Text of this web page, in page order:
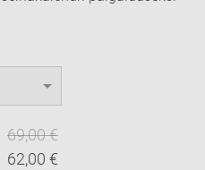
69,00 €
62,00 €